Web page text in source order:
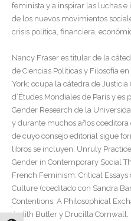
feminista y a inspirar las luchas e
de los nuevos movimientos
crisis política, financiera,
Nancy Fraser es titular de la
de Ciencias Políticas y Filosofía
York; ocupa la cátedra de
d’Études Mondiales de París y es
Gender Research de la
y durante muchos años coeditora
de cuyo consejo editorial sigue
libros se incluyen: Unruly
Gender in Contemporary Social
French Feminism: Critical
Culture (coeditado con Sandra
Contentions: A Philosophical
Judith Butler y Drucilla Cornwall,